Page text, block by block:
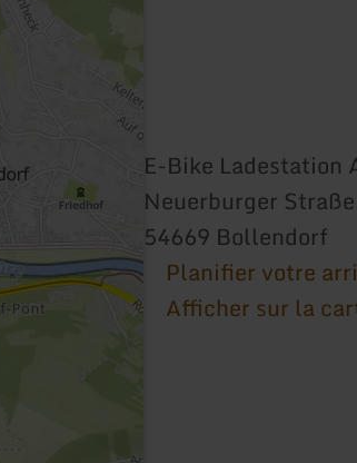
E-Bike
Neuerburger
54669 Bollendorf
Planifier votre
Afficher sur la